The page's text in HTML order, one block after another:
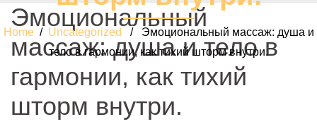
Home/ Uncategorized / Эмоциональный массаж: душа и
тело в гармонии, как тихий шторм внутри.
Эмоциональный
массаж: душа и тело в
гармонии, как тихий
шторм внутри.